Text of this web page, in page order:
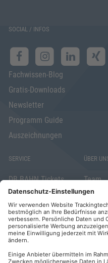
SOCIAL / INFOS
Fachwissen-Blog
Gratis-Downloads
Newsletter
Programm Guide
Auszeichnungen
SERVICE
DB BAHN Tickets
Veranstaltungsunterlagen
Abo kündigen
Widerrufsrecht
für Verbraucher
Elektronischer
ÜBER
Team
Die